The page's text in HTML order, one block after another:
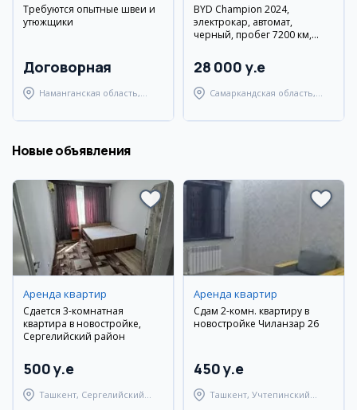
Требуются опытные швеи и
утюжщики
Договорная
Наманганская область,
BYD Champion 2024,
электрокар, автомат,
черный, пробег 7200 км,
28 000 y.e
Самаркандская область,
Новые объявления
Аренда квартир
Сдается 3-комнатная
квартира в новостройке,
Сергелийский район
500 y.e
Ташкент, Сергелийский
Аренда квартир
Сдам 2-комн. квартиру в
новостройке Чиланзар 26
450 y.e
Ташкент, Учтепинский